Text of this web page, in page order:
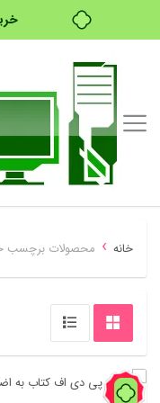
خانه › محصولات برچسب
60%